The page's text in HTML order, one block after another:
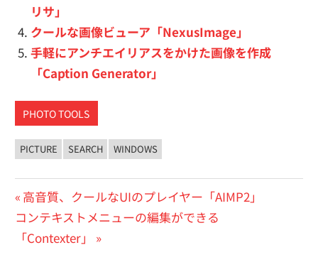
リサ」
クールな画像ビューア「NexusImage」
手軽にアンチエイリアスをかけた画像を作成
「Caption Generator」
PHOTO TOOLS
PICTURE SEARCH WINDOWS
投
稿
前
の
投
高音質、クールなUIのプレイヤー「AIMP2」
次
の
コンテキストメニューの編集ができる
「Contexter」